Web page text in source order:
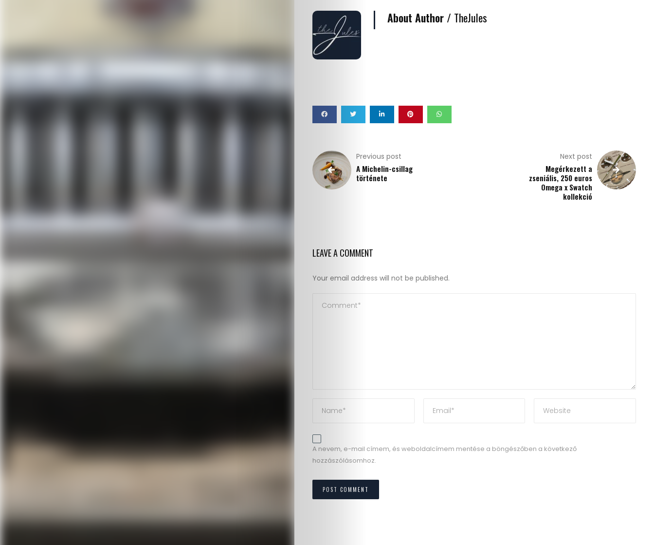
Címlapsztorik
Kapcsolat
About Author / TheJules
Previous post
A Michelin-csillag
története
Next post
Megérkezett a
zseniális, 250 euros
Omega x Swatch
kollekció
LEAVE A COMMENT
Your email address will not be published.
A nevem, e-mail címem, és weboldalcímem mentése a böngészőben a következő
hozzászólásomhoz.